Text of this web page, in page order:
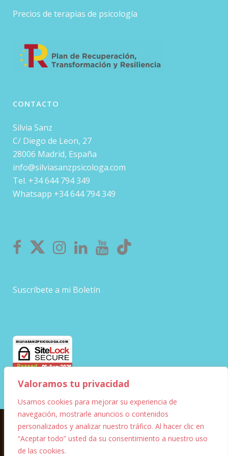
Valoramos tu privacidad
Usamos cookies para mejorar su experiencia de
navegación, mostrarle anuncios o contenidos
personalizados y analizar nuestro tráfico. Al hacer clic en
“Aceptar todo” usted da su consentimiento a nuestro uso
de las cookies.
Precios de terapias de psicología
CONTACTO
Silvia Sanz
C/ Diego de Leon, 27
28006 Madrid, España
info@silviasanzpsicologa.com
Tel. +34 644 794 349
Whatsapp +34 644 794 349
Suscríbete a mi Boletín
© Copyright – 2023 – Silvia Sanz
Diseño Web